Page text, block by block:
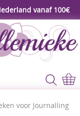
vanaf 100€
voor Journalling